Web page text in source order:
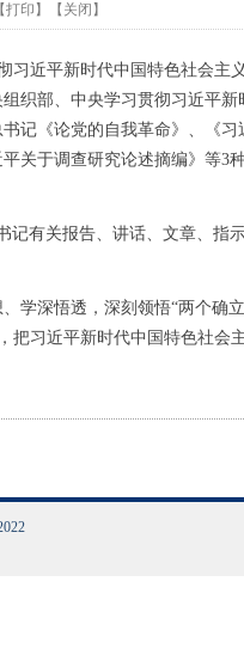
打印 】【 关闭 】
习近平新时代中国特色社会主
织部、中央学习贯彻习近平新
记《论党的自我革命》、《习
关于调查研究论述摘编》等3
有关报告、讲话、文章、指
深悟透，深刻领悟“两个确
把习近平新时代中国特色社会